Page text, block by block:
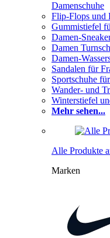
Damenschuhe
Flip-Flops und
Gummistiefel
Damen-
Damen
Damen-
Sandalen für
Sportschuhe
Wander- und
Winterstiefel
Mehr sehen...
Alle Produkte
Marken